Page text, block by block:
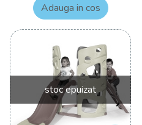
Adauga in cos
stoc epuizat